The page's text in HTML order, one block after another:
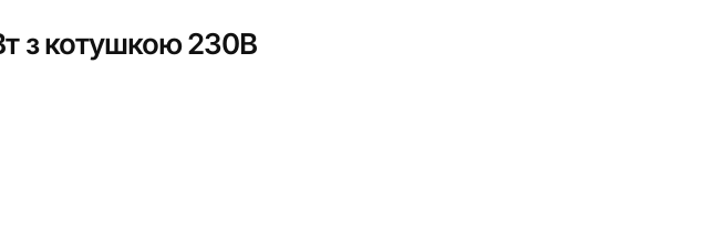
з котушкою 230В